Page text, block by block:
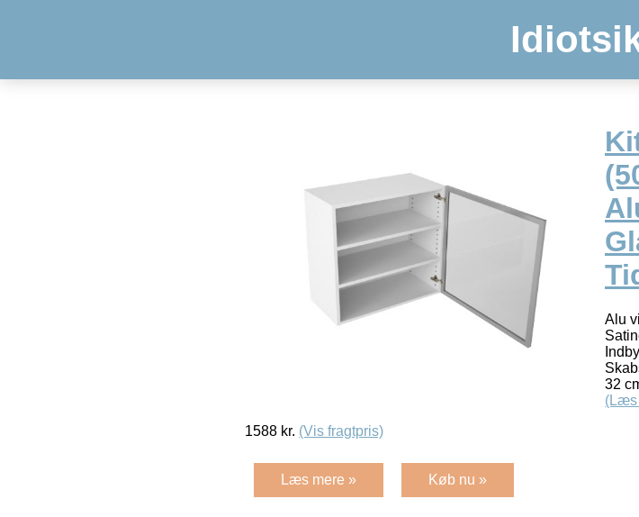
Alu
32
(Læs
1588 kr. (Vis fragtpris)
Læs mere » Køb nu »